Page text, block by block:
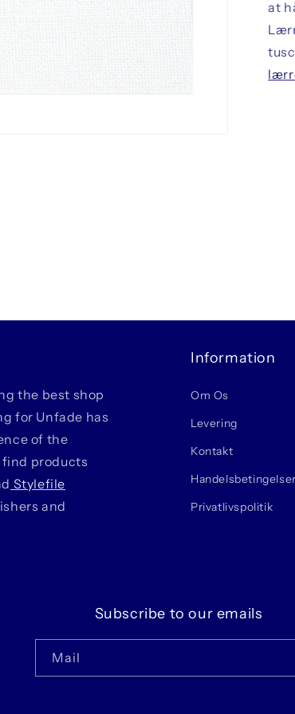
at
the best shop
for Unfade has
of the
find products
Stylefile
and
Information
Om Os
Levering
Kontakt
Handelsbetingelser
Privatlivspolitik
Subscribe to our emails
Mail